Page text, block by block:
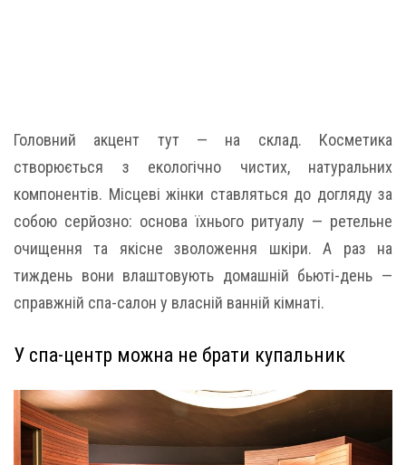
Головний акцент тут — на склад. Косметика
створюється з екологічно чистих, натуральних
компонентів. Місцеві жінки ставляться до догляду за
собою серйозно: основа їхнього ритуалу — ретельне
очищення та якісне зволоження шкіри. А раз на
тиждень вони влаштовують домашній бьюті-день —
справжній спа-салон у власній ванній кімнаті.
У спа-центр можна не брати купальник